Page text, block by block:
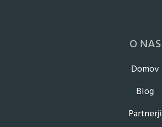
O NAS
Domov
Blog
Partnerji